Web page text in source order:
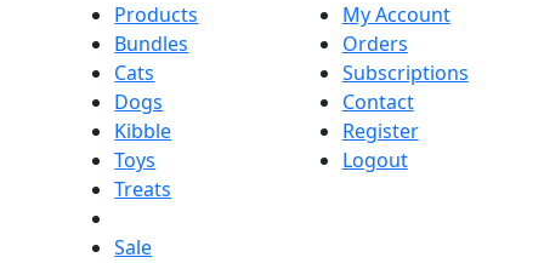
Products
Bundles
Cats
Dogs
Kibble
Toys
Treats
Sale
My Account
Orders
Subscriptions
Contact
Register
Logout